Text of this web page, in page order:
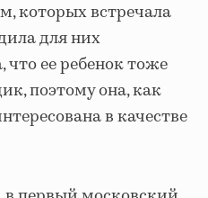
которых встречала
для них
что ее ребенок тоже
поэтому она, как
в качестве